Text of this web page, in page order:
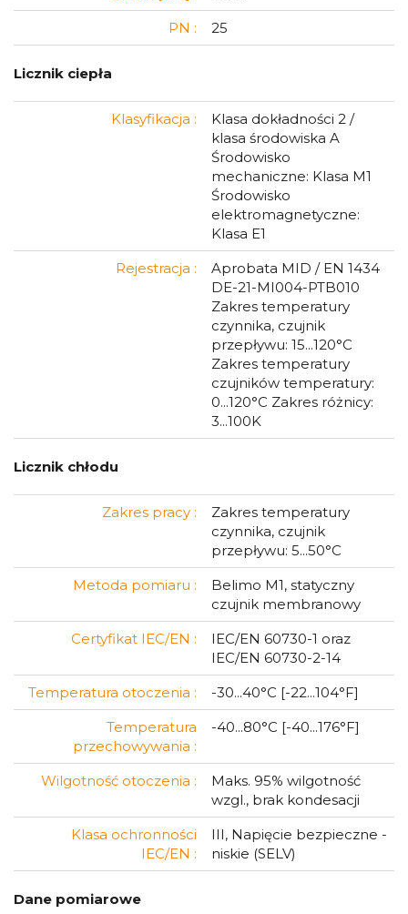
PN :
25
Licznik ciepła
Klasyfikacja :
Klasa dokładności 2 /
klasa środowiska A
Środowisko
mechaniczne: Klasa M1
Środowisko
elektromagnetyczne:
Klasa E1
Rejestracja :
Aprobata MID / EN 1434
DE-21-MI004-PTB010
Zakres temperatury
czynnika, czujnik
przepływu: 15...120°C
Zakres temperatury
czujników temperatury:
0...120°C Zakres różnicy:
3...100K
Licznik chłodu
Zakres pracy :
Zakres temperatury
czynnika, czujnik
przepływu: 5...50°C
Metoda pomiaru :
Belimo M1, statyczny
czujnik membranowy
Certyfikat IEC/EN :
IEC/EN 60730-1 oraz
IEC/EN 60730-2-14
Temperatura otoczenia :
-30...40°C [-22...104°F]
Temperatura
przechowywania :
-40...80°C [-40...176°F]
Wilgotność otoczenia :
Maks. 95% wilgotność
wzgl., brak kondesacji
Klasa ochronności
IEC/EN :
III, Napięcie bezpieczne -
niskie (SELV)
Dane pomiarowe